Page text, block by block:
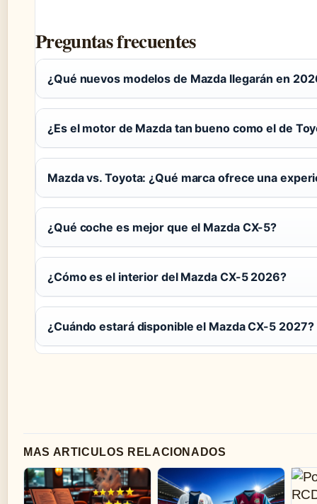
Preguntas frecuentes
¿Qué nuevos modelos de Mazda llegarán en
¿Es el motor de Mazda tan bueno como el de
Mazda vs. Toyota: ¿Qué marca ofrece una
¿Qué coche es mejor que el Mazda CX-5?
¿Cómo es el interior del Mazda CX-5 2026?
¿Cuándo estará disponible el Mazda CX-5 2027?
MAS ARTICULOS RELACIONADOS